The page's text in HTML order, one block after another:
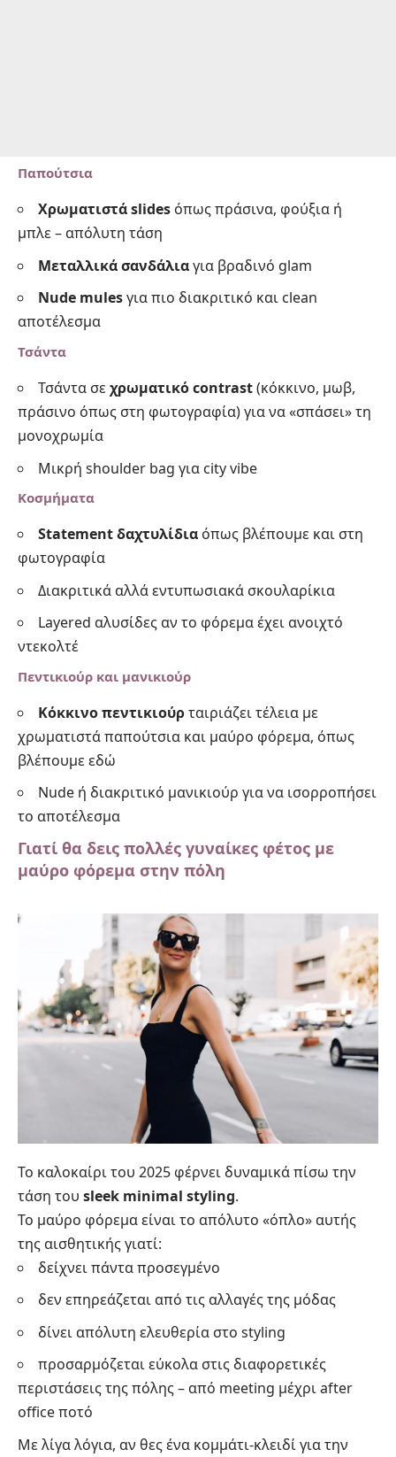
Παπούτσια
Χρωματιστά slides όπως πράσινα, φούξια ή
μπλε – απόλυτη τάση
Μεταλλικά σανδάλιαγια βραδινό glam
Nude mulesγια πιο διακριτικό και clean
αποτέλεσμα
Τσάντα
Τσάντα σεχρωματικό contrast(κόκκινο, μωβ,
πράσινο όπως στη φωτογραφία) για να «σπάσει» τη
μονοχρωμία
Μικρή shoulder bag για city vibe
Κοσμήματα
Statement δαχτυλίδια όπως βλέπουμε και στη
φωτογραφία
Διακριτικά αλλά εντυπωσιακά σκουλαρίκια
Layered αλυσίδες αν το φόρεμα έχει ανοιχτό
ντεκολτέ
Πεντικιούρ και μανικιούρ
Κόκκινο πεντικιούρταιριάζει τέλεια με
χρωματιστά παπούτσια και μαύρο φόρεμα, όπως
βλέπουμε εδώ
Nude ή διακριτικό μανικιούρ για να ισορροπήσει
το αποτέλεσμα
Γιατί θα δεις πολλές γυναίκες φέτος με
μαύρο φόρεμα στην πόλη
Το καλοκαίρι του 2025 φέρνει δυναμικά πίσω την
τάση του sleek minimal styling.
Το μαύρο φόρεμα είναι το απόλυτο «όπλο» αυτής
της αισθητικής γιατί:
δείχνει πάντα προσεγμένο
δεν επηρεάζεται από τις αλλαγές της μόδας
δίνει απόλυτη ελευθερία στο styling
προσαρμόζεται εύκολα στις διαφορετικές
περιστάσεις της πόλης – από meeting μέχρι after
office ποτό
Με λίγα λόγια, αν θες ένα κομμάτι-κλειδί για την